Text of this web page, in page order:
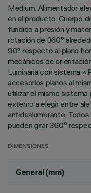
Medium. Alimentador
en el producto. Cuerpo
fundido a presión y
rotación de 360º
90° respecto al plano
mecánicos de
Luminaria con sistema
accesorios planos al
utilizar el mismo
externo a elegir entre
antideslumbrante.
pueden girar 360º
DIMENSIONES
General (mm)